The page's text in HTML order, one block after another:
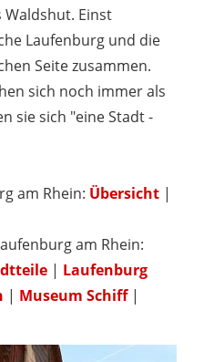
Waldshut. Einst
Laufenburg und die
Seite zusammen.
sich noch immer als
sie sich "eine Stadt -
am Rhein: Übersicht |
am Rhein:
| Laufenburg
| Museum Schiff|